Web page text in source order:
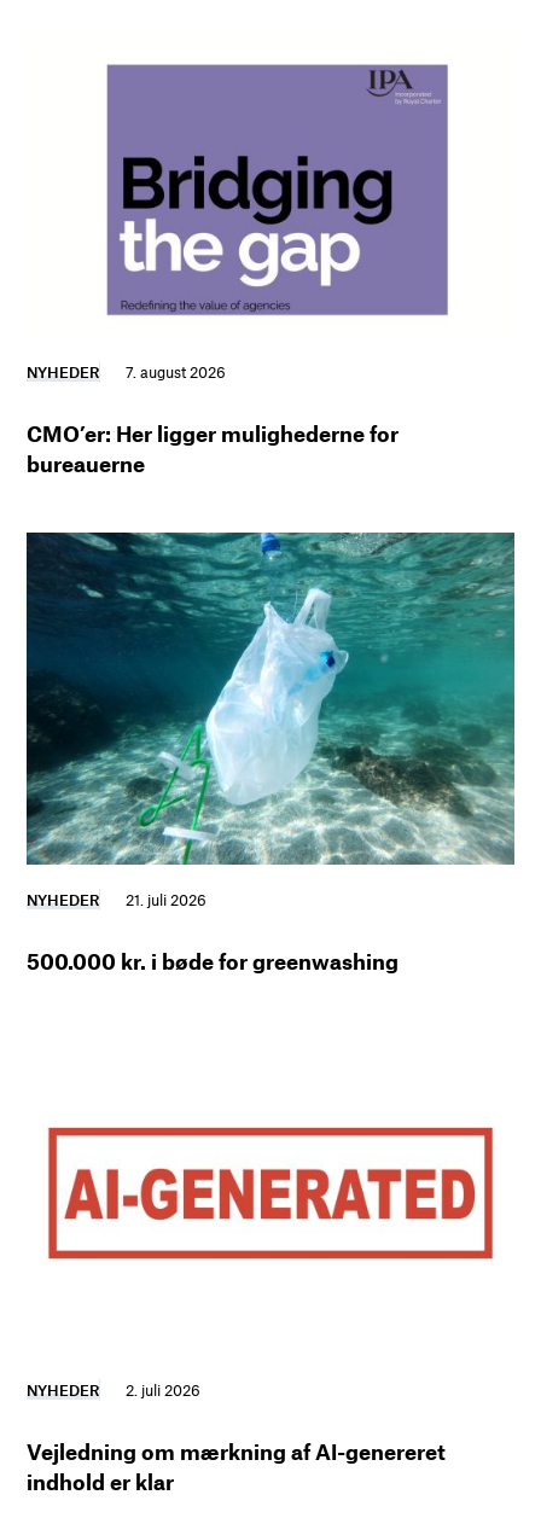
NYHEDER 7. august 2026
CMO’er: Her ligger mulighederne for
bureauerne
NYHEDER 21. juli 2026
500.000 kr. i bøde for greenwashing
NYHEDER 2. juli 2026
Vejledning om mærkning af AI-genereret
indhold er klar